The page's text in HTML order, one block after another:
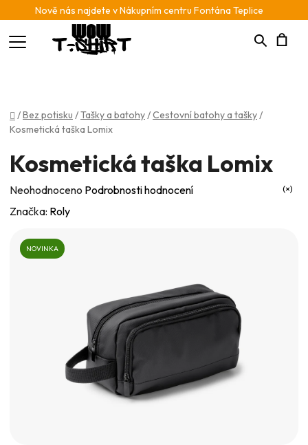
Nově nás najdete v Nákupním centru Fontána Teplice
Hledat
Domů
/Bez potisku /Tašky a batohy/Cestovní batohy a tašky/
Kosmetická taška Lomix
Kosmetická taška Lomix
Průměrné
hodnocení
0,0
Neohodnoceno Podrobnosti hodnocení
Značka: Roly
NOVINKA